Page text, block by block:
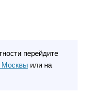
перейдите
Москвы или на